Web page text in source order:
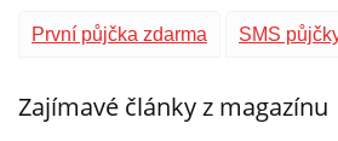
První půjčka zdarma SMS
Zajímavé články z magazínu